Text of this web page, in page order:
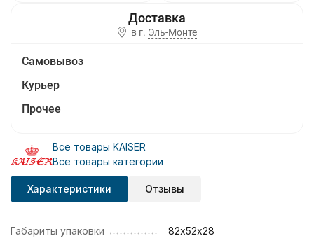
в г. Эль-Монте
Самовывоз
Курьер
Прочее
Все товары KAISER
Все товары категории
Характеристики Отзывы
Габариты упаковки
82х52х28